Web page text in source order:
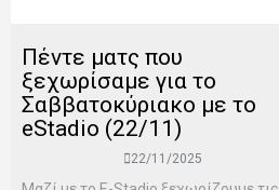
Πέντε ματς που
ξεχωρίσαμε για το
Σαββατοκύριακο με το
eStadio (22/11)
22/11/2025